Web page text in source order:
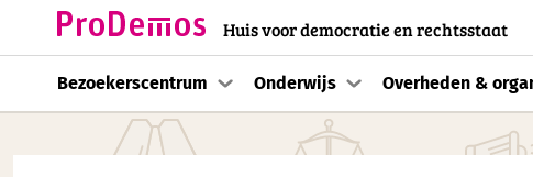
Huis voor democratie en rechtsstaat
Bezoekerscentrum Onderwijs Overheden &